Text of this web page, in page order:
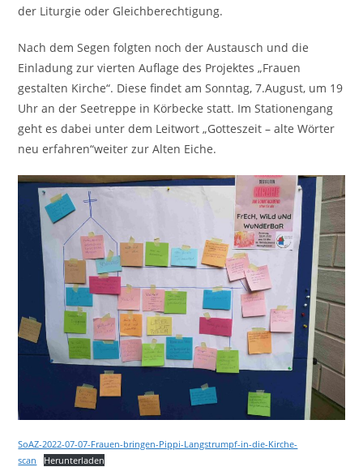
der Liturgie oder Gleichberechtigung.
Nach dem Segen folgten noch der Austausch und die
Einladung zur vierten Auflage des Projektes „Frauen
gestalten Kirche“. Diese findet am Sonntag, 7.August, um 19
Uhr an der Seetreppe in Körbecke statt. Im Stationengang
geht es dabei unter dem Leitwort „Gotteszeit – alte Wörter
neu erfahren“weiter zur Alten Eiche.
SoAZ-2022-07-07-Frauen-bringen-Pippi-Langstrumpf-in-die-Kirche-
scan
Herunterladen